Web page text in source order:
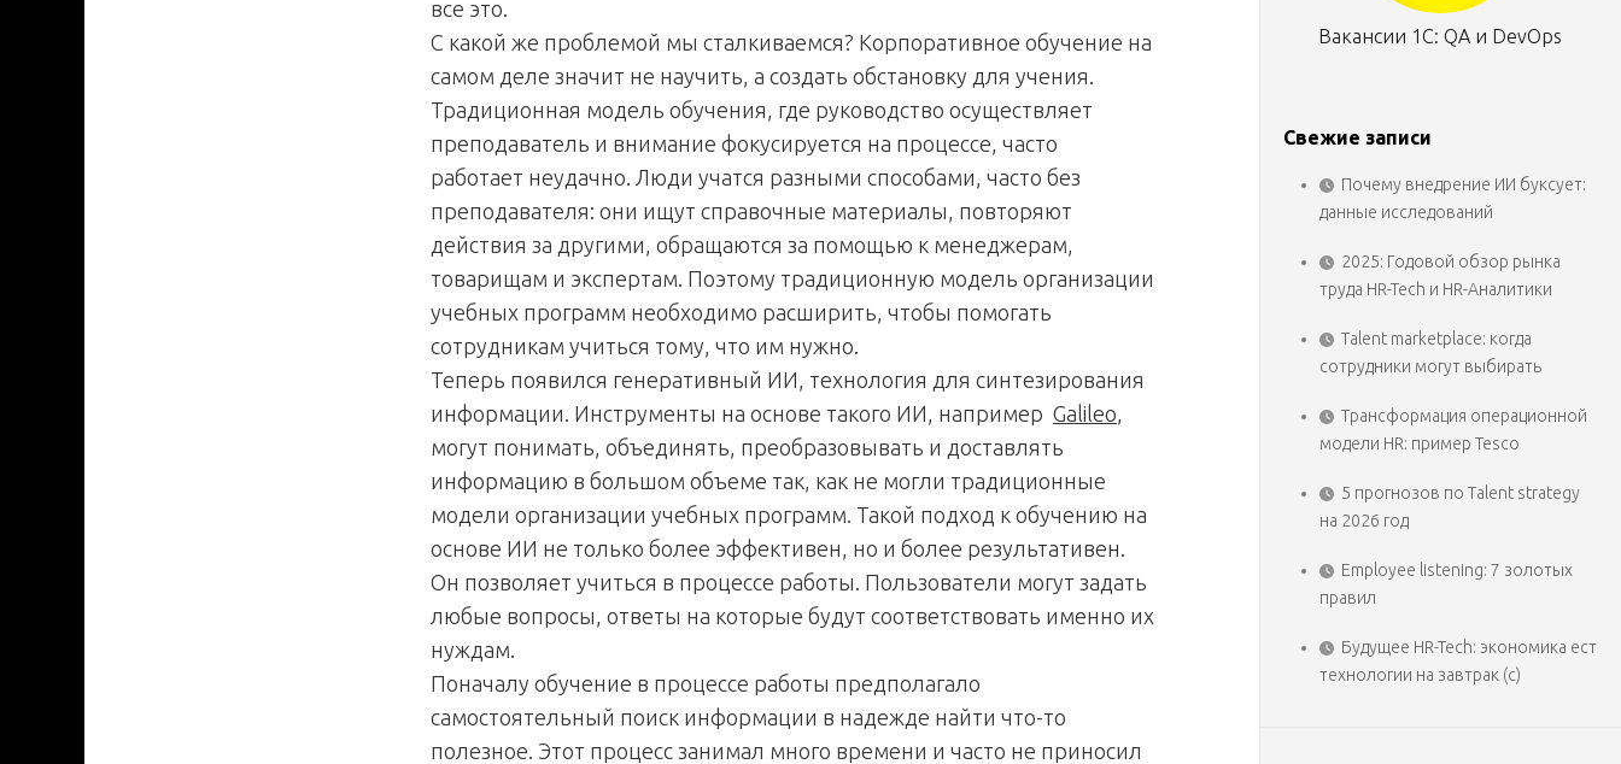
все это.
С какой же проблемой мы сталкиваемся? Корпоративное обучение на
самом деле значит не научить, а создать обстановку для учения.
Традиционная модель обучения, где руководство осуществляет
преподаватель и внимание фокусируется на процессе, часто
работает неудачно. Люди учатся разными способами, часто без
преподавателя: они ищут справочные материалы, повторяют
действия за другими, обращаются за помощью к менеджерам,
товарищам и экспертам. Поэтому традиционную модель организации
учебных программ необходимо расширить, чтобы помогать
сотрудникам учиться тому, что им нужно.
Теперь появился генеративный ИИ, технология для синтезирования
информации. Инструменты на основе такого ИИ, например Galileo
могут понимать, объединять, преобразовывать и доставлять
информацию в большом объеме так, как не могли традиционные
модели организации учебных программ. Такой подход к обучению на
основе ИИ не только более эффективен, но и более результативен.
Он позволяет учиться в процессе работы. Пользователи могут задать
любые вопросы, ответы на которые будут соответствовать именно их
нуждам.
Поначалу обучение в процессе работы предполагало
самостоятельный поиск информации в надежде найти что-то
полезное. Этот процесс занимал много времени и часто не приносил
Вакансии 1С: QA и DevOps
Свежие записи
Почему внедрение ИИ буксует:
данные исследований
2025: Годовой обзор рынка
труда HR-Tech и HR-Аналитики
Talent marketplace: когда
сотрудники могут выбирать
Трансформация операционной
модели HR: пример Tesco
5 прогнозов по Talent strategy
на 2026 год
Employee listening: 7 золотых
правил
Будущее HR-Tech: экономика ест
технологии на завтрак (с)